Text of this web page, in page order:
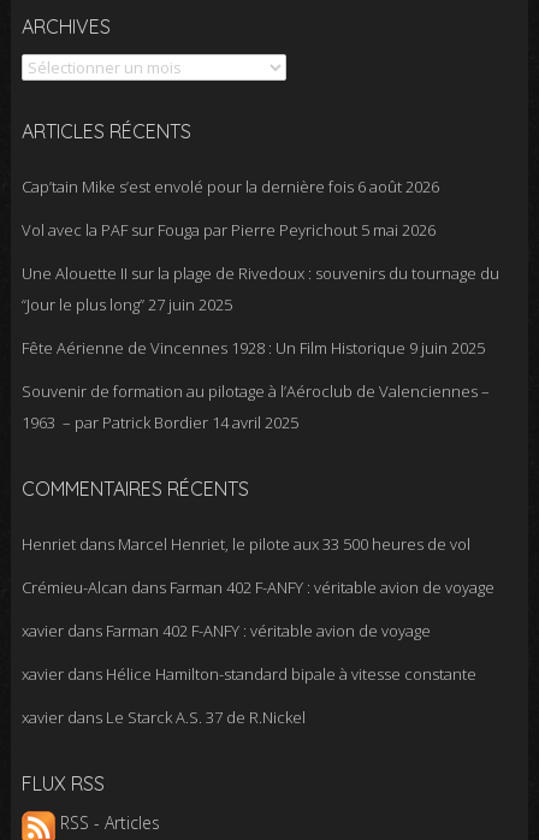
ARCHIVES
Archives
ARTICLES RÉCENTS
Cap’tain Mike s’est envolé pour la dernière fois 6 août 2026
Vol avec la PAF sur Fouga par Pierre Peyrichout 5 mai 2026
Une Alouette II sur la plage de Rivedoux : souvenirs du tournage du
“Jour le plus long”27 juin 2025
Fête Aérienne de Vincennes 1928 : Un Film Historique 9 juin 2025
Souvenir de formation au pilotage à l’Aéroclub de Valenciennes –
1963 – par Patrick Bordier 14 avril 2025
COMMENTAIRES RÉCENTS
Henrietdans Marcel Henriet, le pilote aux 33 500 heures de vol
Crémieu-Alcan dans Farman 402 F-ANFY : véritable avion de voyage
xavierdans Farman 402 F-ANFY : véritable avion de voyage
xavierdans Hélice Hamilton-standard bipale à vitesse constante
xavierdans Le Starck A.S. 37 de R.Nickel
FLUX RSS
RSS - Articles